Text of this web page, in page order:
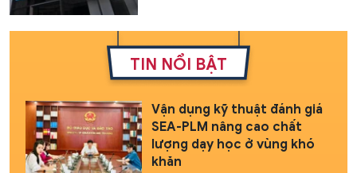
TIN NỔI BẬT
Vận dụng kỹ thuật đánh giá
SEA-PLM nâng cao chất
lượng dạy học ở vùng khó
khăn